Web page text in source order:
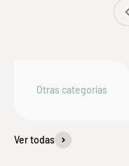
Ver todas